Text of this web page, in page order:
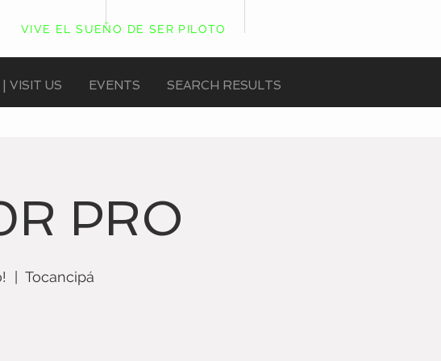
VIVE EL SUEÑO DE SER PILOTO
| VISIT US EVENTS SEARCH RESULTS
PRO
Tocancipá